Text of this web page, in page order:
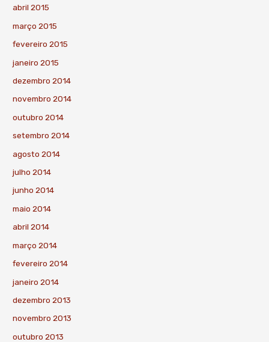
abril 2015
março 2015
fevereiro 2015
janeiro 2015
dezembro 2014
novembro 2014
outubro 2014
setembro 2014
agosto 2014
julho 2014
junho 2014
maio 2014
abril 2014
março 2014
fevereiro 2014
janeiro 2014
dezembro 2013
novembro 2013
outubro 2013